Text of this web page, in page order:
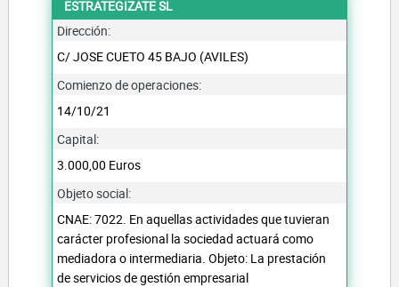
ESTRATEGIZATE SL
Dirección:
C/ JOSE CUETO 45 BAJO (AVILES)
Comienzo de operaciones:
14/10/21
Capital:
3.000,00 Euros
Objeto social:
CNAE: 7022. En aquellas actividades que tuvieran
carácter profesional la sociedad actuará como
mediadora o intermediaria. Objeto: La prestación
de servicios de gestión empresarial